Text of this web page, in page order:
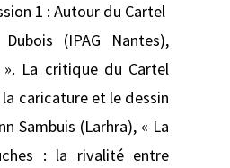
1 : Autour du Cartel
(IPAG Nantes),
». La critique du Cartel
caricature et le dessin
Sambuis (Larhra), « La
: la rivalité entre